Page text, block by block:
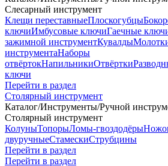
Слесарный инструмент
Клещи переставныеПлоскогубцы
ключиИмбусовые ключиГаечные
зажимной инструментКувалды
инструментаНаборы
отвёртокНапильникиОтвёртки
ключи
Перейти в раздел
Столярный инструмент
Каталог/Инструменты/Ручной
Столярный инструмент
КолуныТопорыЛомы-гвоздодёры
двуручныеСтамескиСтрубцины
Перейти в раздел
Перейти в раздел